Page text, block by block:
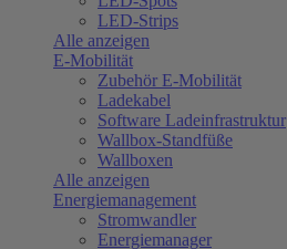
LED-Strips
Alle anzeigen
E-Mobilität
Zubehör E-Mobilität
Ladekabel
Software Ladeinfrastruktur
Wallbox-Standfüße
Wallboxen
Alle anzeigen
Energiemanagement
Stromwandler
Energiemanager